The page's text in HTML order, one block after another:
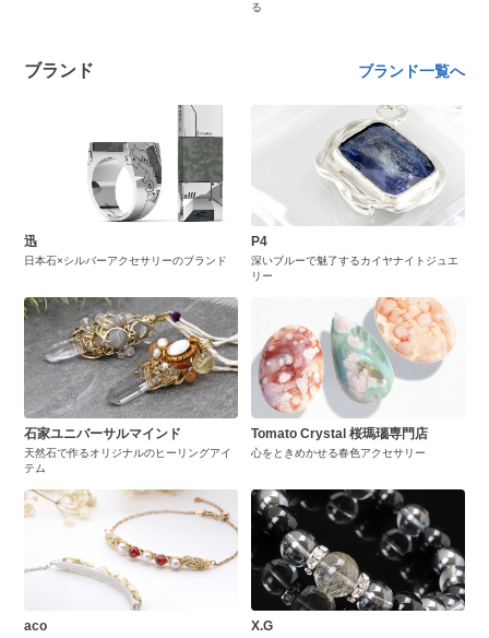
る
ブランド ブランド一覧へ
迅
日本石×シルバーアクセサリーのブランド
P4
深いブルーで魅了するカイヤナイトジュエ
リー
石家ユニバーサルマインド
天然石で作るオリジナルのヒーリングアイ
テム
Tomato Crystal 桜瑪瑙専門店
心をときめかせる春色アクセサリー
aco X.G